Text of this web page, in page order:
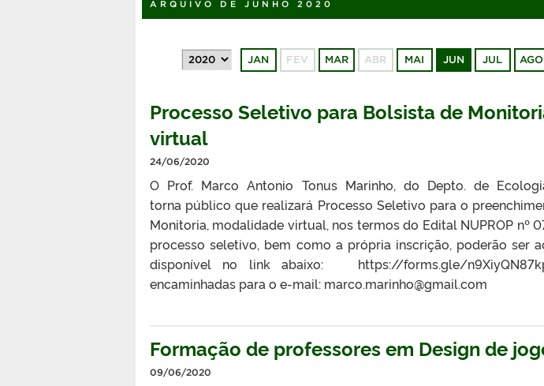
ARQUIVO DE JUNHO 2020
JAN FEV MAR ABR MAI JUN JUL AGO
Processo Seletivo para Bolsista de
virtual
24/06/2020
O Prof. Marco Antonio Tonus Marinho, do Depto. de
torna público que realizará Processo Seletivo para o
Monitoria, modalidade virtual, nos termos do Edital NUPROP nº
processo seletivo, bem como a própria inscrição, poderão ser
disponível no link abaixo: https://forms.gle/
encaminhadas para o e-mail: marco.marinho@gmail.com
Formação de professores em Design de
09/06/2020